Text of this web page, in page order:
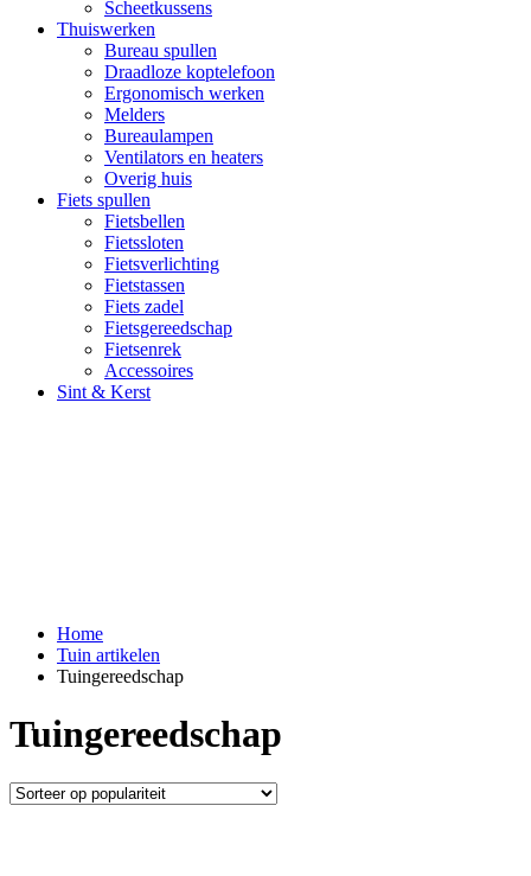
Scheetkussens
Thuiswerken
Bureau spullen
Draadloze koptelefoon
Ergonomisch werken
Melders
Bureaulampen
Ventilators en heaters
Overig huis
Fiets spullen
Fietsbellen
Fietssloten
Fietsverlichting
Fietstassen
Fiets zadel
Fietsgereedschap
Fietsenrek
Accessoires
Sint & Kerst
Home
Tuin artikelen
Tuingereedschap
Tuingereedschap